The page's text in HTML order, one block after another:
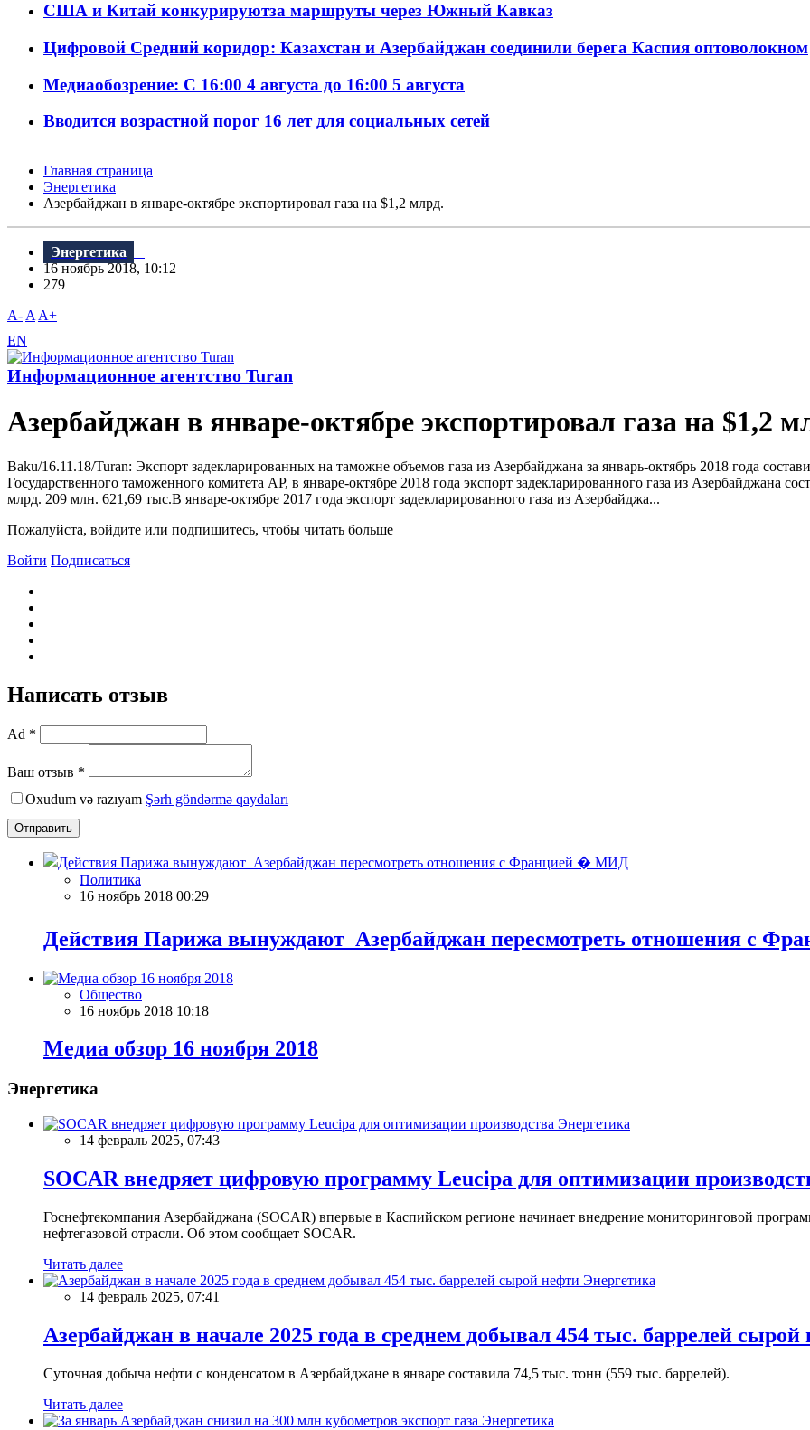
США и Китай конкурируютза маршруты через Южный Кавказ
Цифровой Средний коридор: Казахстан и Азербайджан соединили берега Каспия оптоволокном
Медиаобозрение: С 16:00 4 августа до 16:00 5 августа
Вводится возрастной порог 16 лет для социальных сетей
Главная страница
Энергетика
Азербайджан в январе-октябре экспортировал газа на $1,2 млрд.
Энергетика
16 ноябрь 2018, 10:12
279
A- A A+
EN
Информационное агентство Turan
Азербайджан в январе-октябре экспортировал газа на $1,2
Baku/16.11.18/Turan: Экспорт задекларированных на таможне объемов газа из Азербайджана за январь-октябрь 2018 года
Государственного таможенного комитета АР, в январе-октябре 2018 года экспорт задекларированного газа из Азербайджана
млрд. 209 млн. 621,69 тыс.B январе-октябре 2017 года экспорт задекларированного газа из Азербайджа...
Пожалуйста, войдите или подпишитесь, чтобы читать больше
Войти Подписаться
Написать отзыв
Ad *
Ваш отзыв *
Oxudum və razıyam Şərh göndərmə qaydaları
Отправить
Политика
16 ноябрь 2018 00:29
Действия Парижа вынуждают Азербайджан пересмотреть отношения с
Общество
16 ноябрь 2018 10:18
Meдиа обзор 16 ноября 2018
Энергетика
Энергетика
14 февраль 2025, 07:43
SOCAR внедряет цифровую программу Leucipa для оптимизации
Госнефтекомпания Азербайджана (SOCAR) впервые в Каспийском регионе начинает внедрение мониторинговой
нефтегазовой отрасли. Об этом сообщает SOCAR.
Читать далее
Энергетика
14 февраль 2025, 07:41
Азербайджан в начале 2025 года в среднем добывал 454 тыс. баррелей сырой
Суточная добыча нефти с конденсатом в Азербайджане в январе составила 74,5 тыс. тонн (559 тыс. баррелей).
Читать далее
Энергетика